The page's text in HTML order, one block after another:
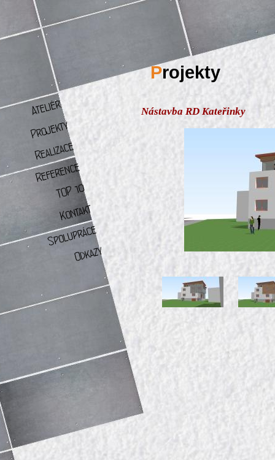
Projekty
Nástavba RD Kateřinky